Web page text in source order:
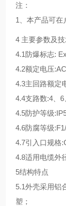
注：
1、本产品可在
4 主要参数及
4.1防爆标志:
4.2额定电压
4.3主回路额定
4.4支路数:4、
4.5防护等级
4.6防腐等级
4.7引入口规格
4.8适用电缆外
5结构特点
5.1外壳采用铝
塑；